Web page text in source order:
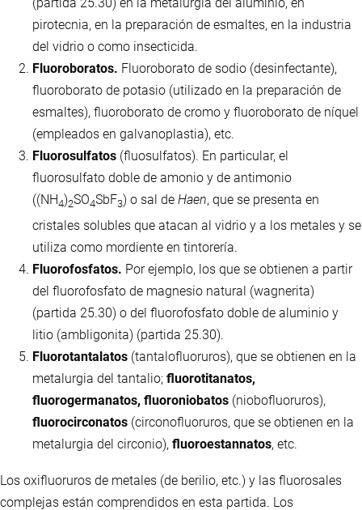
pirotecnia, en la preparación de esmaltes, en la industria
del vidrio o como insecticida.
Fluoroboratos. Fluoroborato de sodio (desinfectante),
fluoroborato de potasio (utilizado en la preparación de
esmaltes), fluoroborato de cromo y fluoroborato de níquel
(empleados en galvanoplastia), etc.
Fluorosulfatos (fluosulfatos). En particular, el
fluorosulfato doble de amonio y de antimonio
((NH4)2SO4SbF3) o sal de Haen, que se presenta en
cristales solubles que atacan al vidrio y a los metales y se
utiliza como mordiente en tintorería.
Fluorofosfatos. Por ejemplo, los que se obtienen a partir
del fluorofosfato de magnesio natural (wagnerita)
(partida 25.30) o del fluorofosfato doble de aluminio y
litio (ambligonita) (partida 25.30).
Fluorotantalatos (tantalofluoruros), que se obtienen en la
metalurgia del tantalio; fluorotitanatos,
fluorogermanatos, fluoroniobatos (niobofluoruros),
fluorocirconatos (circonofluoruros, que se obtienen en la
metalurgia del circonio), fluoroestannatos, etc.
Los oxifluoruros de metales (de berilio, etc.) y las fluorosales
complejas están comprendidos en esta partida. Los